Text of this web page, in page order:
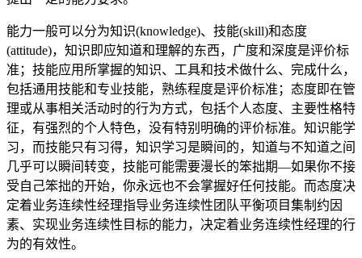
能力一般可以分为知识(knowledge)、技能(skill)和态度
(attitude)，知识即应知道和理解的东西，广度和深度是评价标
准；技能应用所掌握的知识、工具和技术做什么、完成什么，
包括通用技能和专业技能，熟练程度是评价标准；态度即在管
理或从事相关活动时的行为方式，包括个人态度、主要性格特
征，有强烈的个人特色，没有特别明确的评价标准。知识能学
习，而技能只有习得，知识学习是瞬间的，知道与不知道之间
几乎可以瞬间转变，技能可能需要漫长的笨拙期—如果你不接
受自己笨拙的开始，你永远也不会掌握好任何技能。而态度决
定着业务连续性经理指导业务连续性团队平衡项目集制约因
素、实现业务连续性目标的能力，决定着业务连续性经理的行
为的有效性。